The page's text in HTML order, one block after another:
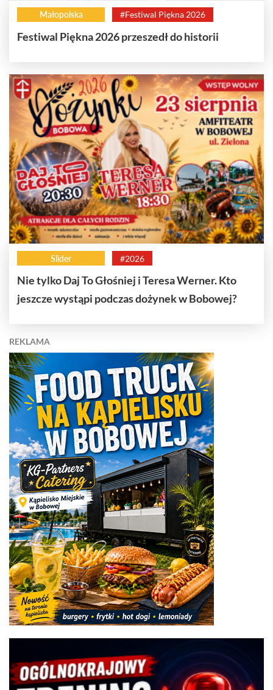
Małopolska #Festiwal Piękna 2026
Festiwal Piękna 2026 przeszedł do historii
Slider #2026
Nie tylko Daj To Głośniej i Teresa Werner. Kto
jeszcze wystąpi podczas dożynek w Bobowej?
REKLAMA